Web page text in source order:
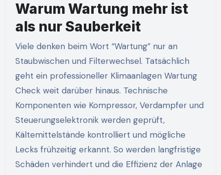
Warum Wartung mehr ist
als nur Sauberkeit
Viele denken beim Wort “Wartung” nur an
Staubwischen und Filterwechsel. Tatsächlich
geht ein professioneller Klimaanlagen Wartung
Check weit darüber hinaus. Technische
Komponenten wie Kompressor, Verdampfer und
Steuerungselektronik werden geprüft,
Kältemittelstände kontrolliert und mögliche
Lecks frühzeitig erkannt. So werden langfristige
Schäden verhindert und die Effizienz der Anlage